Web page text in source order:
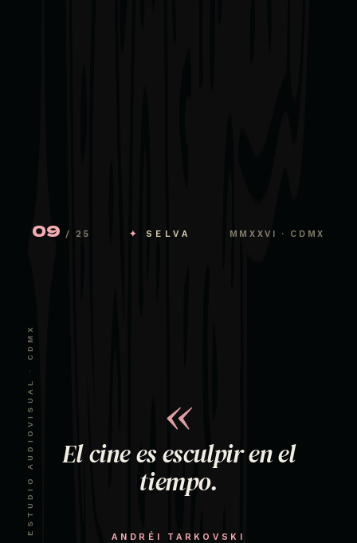
ESTUDIO AUDIOVISUAL · CDMX
09 / 25 ✦ SELVA MMXXVI · CDMX
«
El cine es esculpir en el
tiempo.
ANDRÉI TARKOVSKI